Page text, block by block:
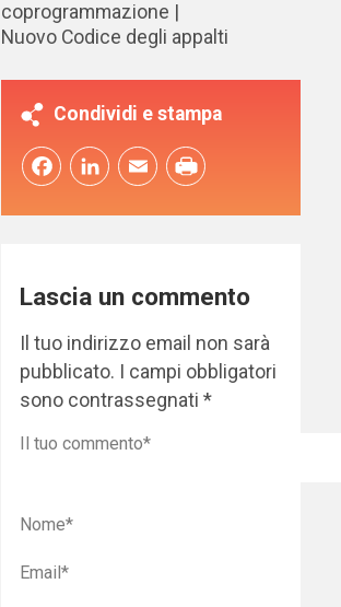
coprogrammazione
Nuovo Codice degli appalti
Condividi e stampa
FacebookLinkedInEmail
Lascia un commento
Il tuo indirizzo email non sarà
pubblicato. I campi obbligatori
sono contrassegnati*